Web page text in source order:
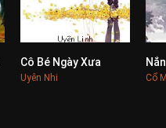
Cô Bé Ngày Xưa
Uyên Nhi Cổ